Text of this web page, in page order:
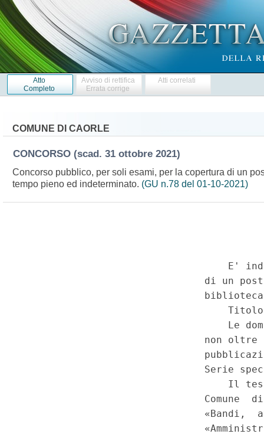
Atto
Completo
Avviso di rettifica
Errata corrige
Atti correlati
COMUNE DI CAORLE
CONCORSO (scad. 31 ottobre 2021)
Concorso pubblico, per soli esami, per la copertura di un
tempo pieno ed indeterminato. (GU n.78 del 01-10-2021)